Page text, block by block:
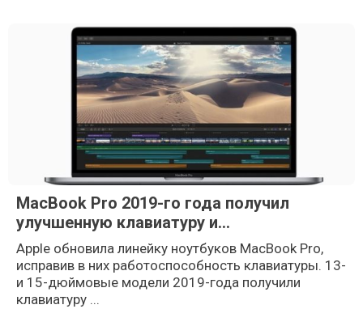
MacBook Pro 2019-го года получил
улучшенную клавиатуру и
восьмиядерный процессор
Apple обновила линейку ноутбуков MacBook Pro,
исправив в них работоспособность клавиатуры. 13-
и 15-дюймовые модели 2019-года получили
клавиатуру ...